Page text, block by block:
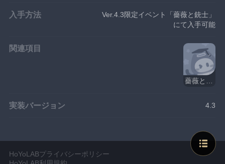
入手方法
Ver.4.3限定イベント「薔薇と銃士」
にて入手可能
関連項目
実装バージョン 4.3
HoYoLABプライバシーポリシー